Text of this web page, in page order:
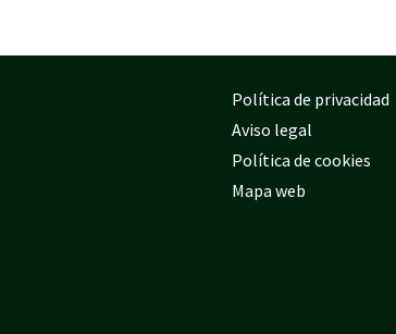
Política de privacidad
Aviso legal
Política de cookies
Mapa web